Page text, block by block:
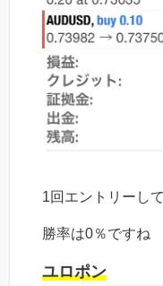
1回エントリーし
勝率は0％ですね
ユロポン